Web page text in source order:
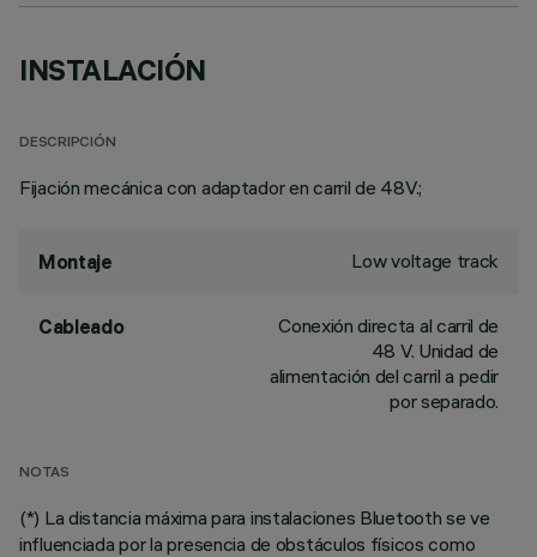
INSTALACIÓN
DESCRIPCIÓN
Fijación mecánica con adaptador en carril de 48V.;
Montaje Low voltage track
Cableado
Conexión directa al carril de
48 V. Unidad de
alimentación del carril a pedir
por separado.
NOTAS
(*) La distancia máxima para instalaciones Bluetooth se ve
influenciada por la presencia de obstáculos físicos como